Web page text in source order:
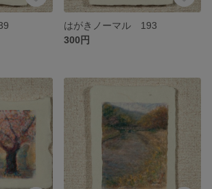
はがきノーマル 193
300円